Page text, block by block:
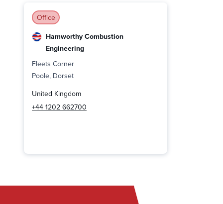
Office
Hamworthy Combustion
Engineering
Fleets Corner
Poole, Dorset
United Kingdom
+44 1202 662700